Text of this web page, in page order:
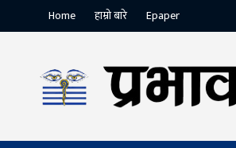
Home हाम्रो बारे Epaper